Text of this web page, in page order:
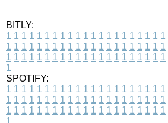
BITLY:
1 1 1 1 1 1 1 1 1 1 1 1 1 1 1 1 1 1 1 1 1
1 1 1 1 1 1 1 1 1 1 1 1 1 1 1 1 1 1 1 1 1
1 1 1 1 1 1 1 1 1 1 1 1 1 1 1 1 1 1 1 1 1
1
SPOTIFY:
1 1 1 1 1 1 1 1 1 1 1 1 1 1 1 1 1 1 1 1 1
1 1 1 1 1 1 1 1 1 1 1 1 1 1 1 1 1 1 1 1 1
1 1 1 1 1 1 1 1 1 1 1 1 1 1 1 1 1 1 1 1 1
1